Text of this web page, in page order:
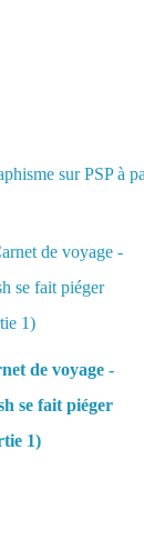
sur PSP à
de voyage -
se fait piéger
1)